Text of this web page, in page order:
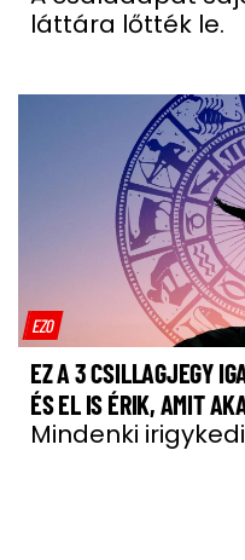
láttára lőtték le.
EZO
EZ A 3 CSILLAGJEGY
ÉS EL IS ÉRIK, AMIT
Mindenki